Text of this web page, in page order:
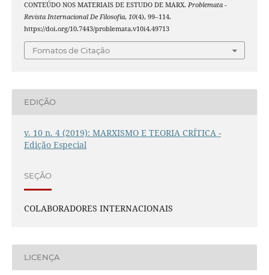
CONTEÚDO NOS MATERIAIS DE ESTUDO DE MARX. Problemata -
Revista Internacional De Filosofia, 10(4), 99–114.
https://doi.org/10.7443/problemata.v10i4.49713
Fomatos de Citação
EDIÇÃO
v. 10 n. 4 (2019): MARXISMO E TEORIA CRÍTICA -
Edição Especial
SEÇÃO
COLABORADORES INTERNACIONAIS
LICENÇA